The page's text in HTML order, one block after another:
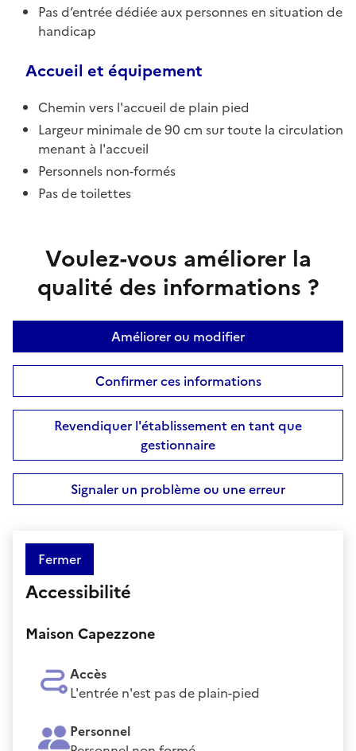
Pas d’entrée dédiée aux personnes en situation de
handicap
Accueil et équipement
Chemin vers l'accueil de plain pied
Largeur minimale de 90 cm sur toute la circulation
menant à l'accueil
Personnels non-formés
Pas de toilettes
Voulez-vous améliorer la
qualité des informations ?
Améliorer ou modifier
Confirmer ces informations
Revendiquer l'établissement en tant que
gestionnaire
Signaler un problème ou une erreur
Fermer
Accessibilité
Maison Capezzone
Accès
L'entrée n'est pas de plain-pied
Personnel